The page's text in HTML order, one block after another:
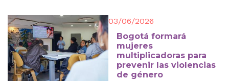
03/06/2026
Bogotá formará
mujeres
multiplicadoras para
prevenir las violencias
de género